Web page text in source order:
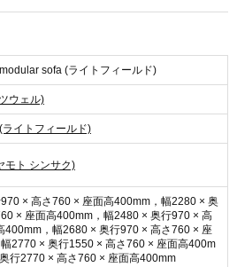
地が高評価で、「ソファに住める」と言
座り心地とデザインが気に入っていま
されないよう、普段はソファにソファー
です。3人掛けと2人掛けを組み合わせて
sofa (ライトフィールド)
ウェル)
ライトフィールド)
モト シンサク)
× 高さ760 × 座面高400mm，幅2280 × 奥
× 座面高400mm，幅2480 × 奥行970 × 高
400mm，幅2680 × 奥行970 × 高さ760 × 座
2770 × 奥行1550 × 高さ760 × 座面高400m
行2770 × 高さ760 × 座面高400mm